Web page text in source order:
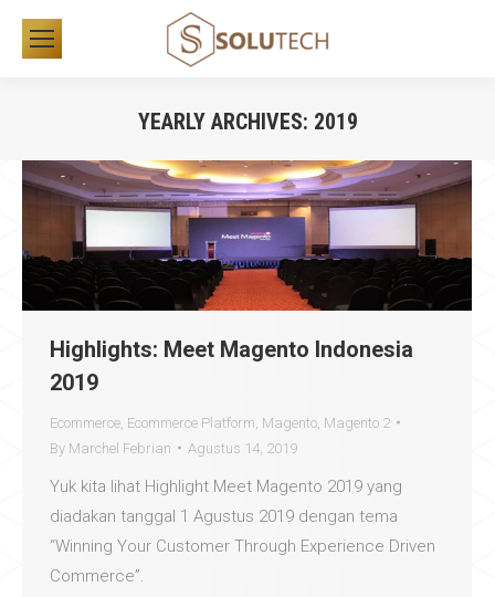
YEARLY ARCHIVES: 2019
Highlights: Meet Magento Indonesia
2019
Ecommerce Ecommerce Platform Magento Magento 2
By Marchel Febrian Agustus 14, 2019
Yuk kita lihat Highlight Meet Magento 2019 yang
diadakan tanggal 1 Agustus 2019 dengan tema
“Winning Your Customer Through Experience Driven
Commerce”.